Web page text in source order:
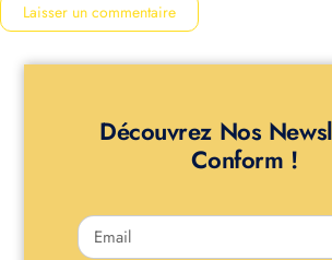
Découvrez Nos
Conform !